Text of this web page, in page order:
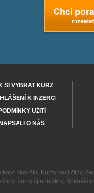
SI VYBRAT KURZ
K INZERCI
PODMÍNKY UŽITÍ
NAPSALI O NÁS
zkoušky, Kurzy angličtiny,
, Kurzy španělštiny,